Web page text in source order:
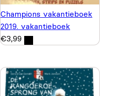
Champions vakantieboek
2019. vakantieboek
€3,99